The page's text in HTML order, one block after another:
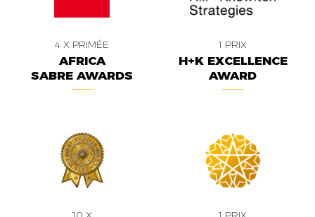
4 X PRIMÉE
AFRICA
SABRE AWARDS
1 PRIX
H+K EXCELLENCE
AWARD